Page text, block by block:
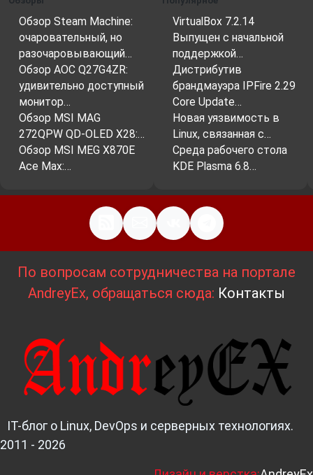
Обзор Steam Machine:
очаровательный, но
разочаровывающий…
Обзор AOC Q27G4ZR:
удивительно доступный
монитор…
Обзор MSI MAG
272QPW QD-OLED X28:…
Обзор MSI MEG X870E
Ace Max:…
VirtualBox 7.2.14
Выпущен с начальной
поддержкой…
Дистрибутив
брандмауэра IPFire 2.29
Core Update…
Новая уязвимость в
Linux, связанная с…
Среда рабочего стола
KDE Plasma 6.8…
По вопросам сотрудничества на портале
AndreyEx, обращаться сюда: Контакты
IT-блог о Linux, DevOps и серверных технологиях.
2011 - 2026